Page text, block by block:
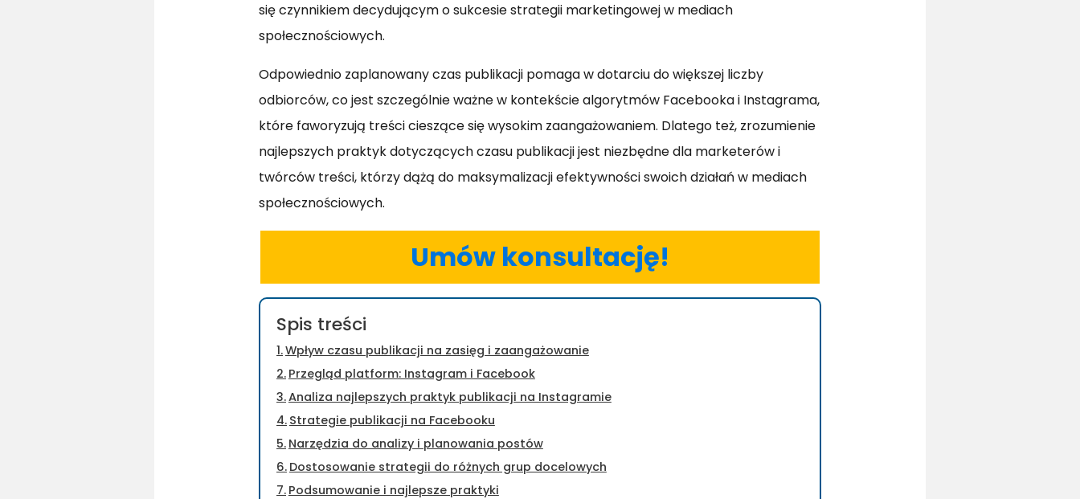
się czynnikiem decydującym o sukcesie strategii marketingowej w mediach
społecznościowych.
Odpowiednio zaplanowany czas publikacji pomaga w dotarciu do większej liczby
odbiorców, co jest szczególnie ważne w kontekście algorytmów Facebooka i Instagrama,
które faworyzują treści cieszące się wysokim zaangażowaniem. Dlatego też, zrozumienie
najlepszych praktyk dotyczących czasu publikacji jest niezbędne dla marketerów i
twórców treści, którzy dążą do maksymalizacji efektywności swoich działań w mediach
społecznościowych.
Umów konsultację!
Spis treści
Wpływ czasu publikacji na zasięg i zaangażowanie
Przegląd platform: Instagram i Facebook
Analiza najlepszych praktyk publikacji na Instagramie
Strategie publikacji na Facebooku
Narzędzia do analizy i planowania postów
Dostosowanie strategii do różnych grup docelowych
Podsumowanie i najlepsze praktyki